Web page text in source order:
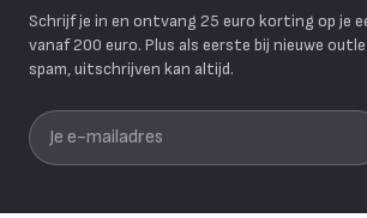
Schrijf je in en ontvang 25 euro korting op je
vanaf 200 euro. Plus als eerste bij nieuwe
spam, uitschrijven kan altijd.
Je e-mailadres